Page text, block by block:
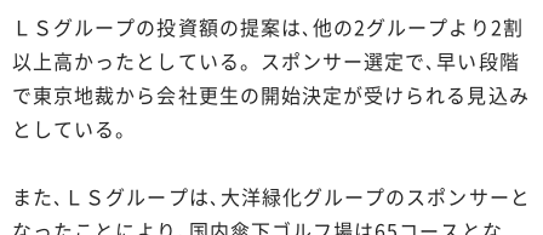
ＬＳグループの投資額の提案は､他の2グループより2割
以上高かったとしている。スポンサー選定で､早い段階
で東京地裁から会社更生の開始決定が受けられる見込み
としている。
また､ＬＳグループは､大洋緑化グループのスポンサーと